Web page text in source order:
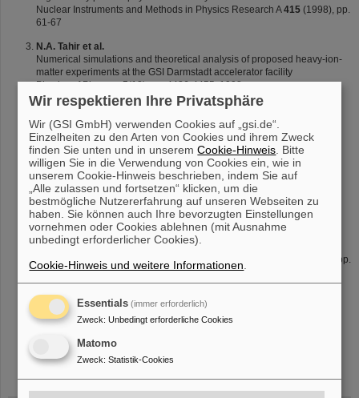
Nuclear Instruments and Methods in Physics Research A415 (1998), pp.
61-67
N.A. Tahir et al.
Numerical simulations and theoretical analysis of proposed heavy-ion-
matter experiments at the GSI Darmstadt accelerator facility
Physics of Plasmas5(12), pp. 4426-4455, 1998
N.A. Tahir et al.
Creation of metallic hydrogen in imploding cylindrical targets with
intense heavy ion beams to be produced at the GSI Darmstadt SIS
Facility
Physics Letters A249(1998), pp. 489-494
M. Dornik et al.
Heavy-ion-beam-induced motion in rare-gas cryo targets
Fusion Engineering and Design 32-33 (1996), pp. 511-516
J. Jacoby et al.
Interaction of heavy ions with plasmas
Nuclear Instruments and Methods in Physics Research B
(1996), pp.
67-13
C. Stöckl et al.
Interaction of heavy ion beams with dense plasmas
Laser and particle Beams 14/4 (1996), pp.561-574
Wir respektieren Ihre Privatsphäre
Wir (GSI GmbH) verwenden Cookies auf „gsi.de“.
Einzelheiten zu den Arten von Cookies und ihrem Zweck
finden Sie unten und in unseremCookie-Hinweis . Bitte
willigen Sie in die Verwendung von Cookies ein, wie in
unserem Cookie-Hinweis beschrieben, indem Sie auf
„Alle zulassen und fortsetzen“ klicken, um die
bestmögliche Nutzererfahrung auf unseren Webseiten zu
haben. Sie können auch Ihre bevorzugten Einstellungen
vornehmen oder Cookies ablehnen (mit Ausnahme
unbedingt erforderlicher Cookies).
Cookie-Hinweis und weitere Informationen
Essentials (immer erforderlich)
Zweck: Unbedingt erforderliche Cookies
Matomo
Zweck: Statistik-Cookies